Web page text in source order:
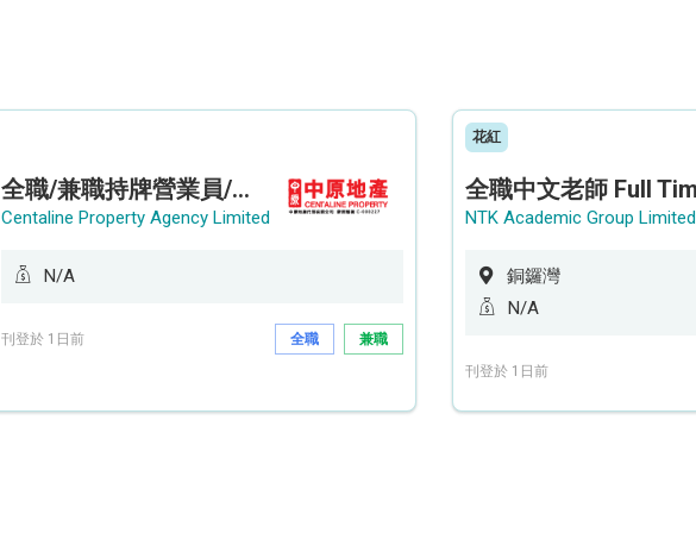
全職/兼職持牌營業員/持牌地產代理 (貝沙灣/薄扶林/山頂南)
Centaline Property Agency Limited
N/A
刊登於 1日前 全職 兼職
花紅
NTK Academic Group Limited
銅鑼灣
N/A
刊登於 1日前